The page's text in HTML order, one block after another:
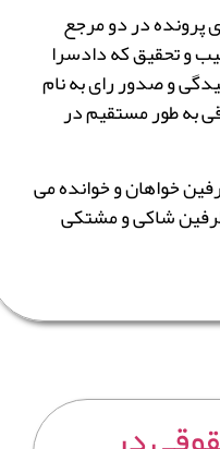
در دو مرجع
و تحقیق که دادسرا
و صدور رای به نام
به طور مستقیم در
خواهان و خوانده می
شاکی و مشتکی